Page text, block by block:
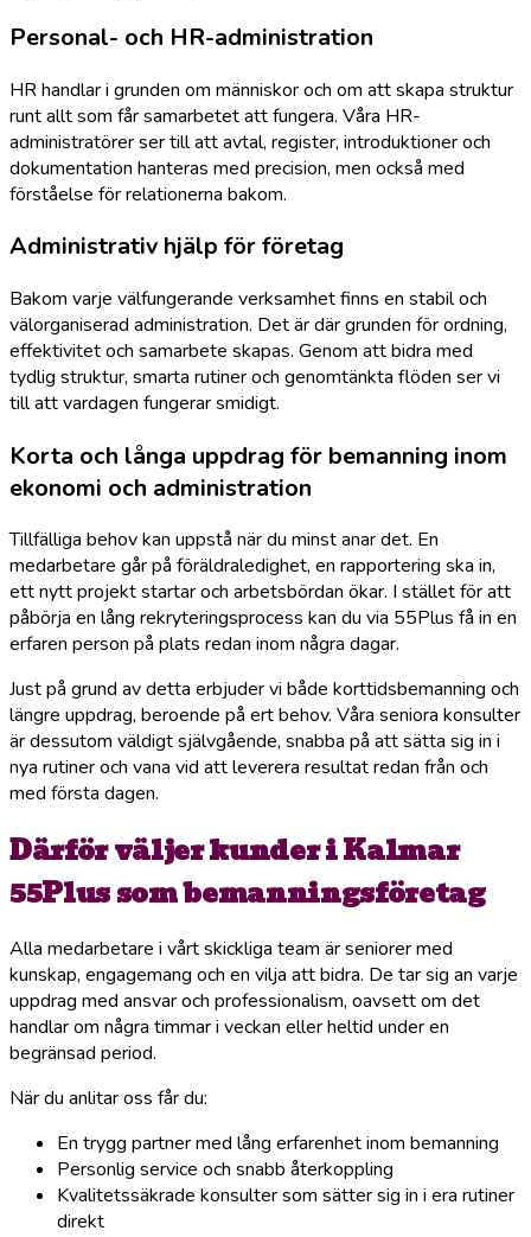
Personal- och HR-administration
HR handlar i grunden om människor och om att skapa struktur
runt allt som får samarbetet att fungera. Våra HR-
administratörer ser till att avtal, register, introduktioner och
dokumentation hanteras med precision, men också med
förståelse för relationerna bakom.
Administrativ hjälp för företag
Bakom varje välfungerande verksamhet finns en stabil och
välorganiserad administration. Det är där grunden för ordning,
effektivitet och samarbete skapas. Genom att bidra med
tydlig struktur, smarta rutiner och genomtänkta flöden ser vi
till att vardagen fungerar smidigt.
Korta och långa uppdrag för bemanning inom
ekonomi och administration
Tillfälliga behov kan uppstå när du minst anar det. En
medarbetare går på föräldraledighet, en rapportering ska in,
ett nytt projekt startar och arbetsbördan ökar. I stället för att
påbörja en lång rekryteringsprocess kan du via 55Plus få in en
erfaren person på plats redan inom några dagar.
Just på grund av detta erbjuder vi både korttidsbemanning och
längre uppdrag, beroende på ert behov. Våra seniora konsulter
är dessutom väldigt självgående, snabba på att sätta sig in i
nya rutiner och vana vid att leverera resultat redan från och
med första dagen.
Därför väljer kunder i Kalmar
55Plus som bemanningsföretag
Alla medarbetare i vårt skickliga team är seniorer med
kunskap, engagemang och en vilja att bidra. De tar sig an varje
uppdrag med ansvar och professionalism, oavsett om det
handlar om några timmar i veckan eller heltid under en
begränsad period.
När du anlitar oss får du:
En trygg partner med lång erfarenhet inom bemanning
Personlig service och snabb återkoppling
Kvalitetssäkrade konsulter som sätter sig in i era rutiner
direkt